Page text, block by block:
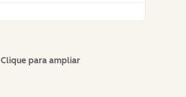
Clique para ampliar